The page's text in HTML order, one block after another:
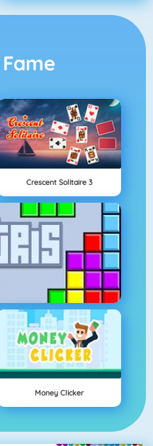
Fame
Crescent Solitaire 3
Money Clicker